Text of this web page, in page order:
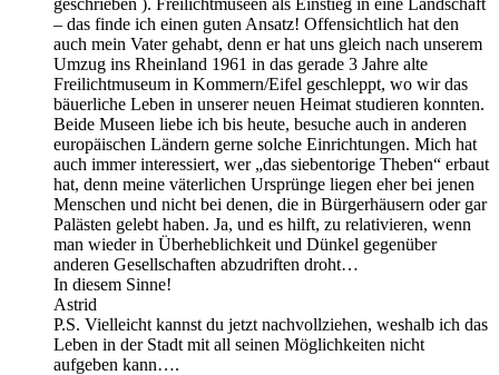
– das finde ich einen guten Ansatz! Offensichtlich hat den
auch mein Vater gehabt, denn er hat uns gleich nach unserem
Umzug ins Rheinland 1961 in das gerade 3 Jahre alte
Freilichtmuseum in Kommern/Eifel geschleppt, wo wir das
bäuerliche Leben in unserer neuen Heimat studieren konnten.
Beide Museen liebe ich bis heute, besuche auch in anderen
europäischen Ländern gerne solche Einrichtungen. Mich hat
auch immer interessiert, wer „das siebentorige Theben“ erbaut
hat, denn meine väterlichen Ursprünge liegen eher bei jenen
Menschen und nicht bei denen, die in Bürgerhäusern oder gar
Palästen gelebt haben. Ja, und es hilft, zu relativieren, wenn
man wieder in Überheblichkeit und Dünkel gegenüber
anderen Gesellschaften abzudriften droht…
In diesem Sinne!
Astrid
P.S. Vielleicht kannst du jetzt nachvollziehen, weshalb ich das
Leben in der Stadt mit all seinen Möglichkeiten nicht
aufgeben kann….